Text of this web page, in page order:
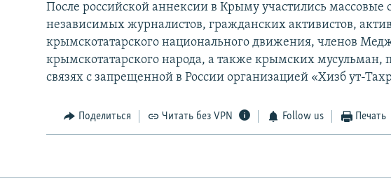
После российской аннексии в Крыму участились массовые
независимых журналистов, гражданских активистов,
крымскотатарского национального движения, членов
крымскотатарского народа, а также крымских мусульман,
связях с запрещенной в России организацией «Хизб ут-
Поделиться Читать без VPN Follow us Печать